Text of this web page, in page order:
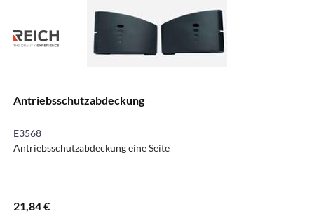
Antriebsschutzabdeckung
E3568
Antriebsschutzabdeckung eine Seite
21,84 €